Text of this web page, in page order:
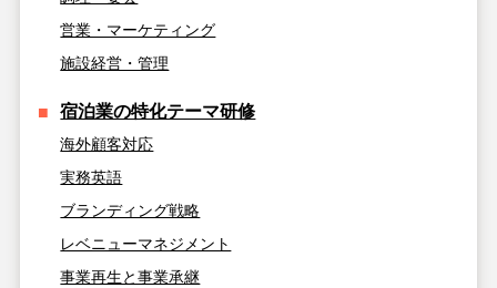
営業・マーケティング
施設経営・管理
宿泊業の特化テーマ研修
海外顧客対応
実務英語
ブランディング戦略
レベニューマネジメント
事業再生と事業承継